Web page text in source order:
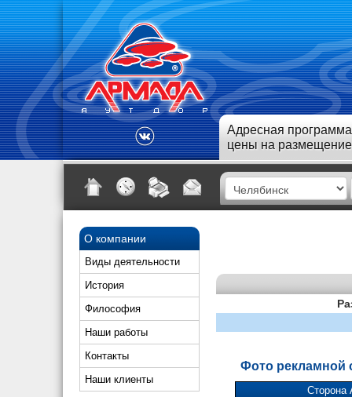
Адресная
цены на размещение
О компании
Виды деятельности
История
Философия
Наши работы
Контакты
Наши клиенты
Фото рекламной
Сторона